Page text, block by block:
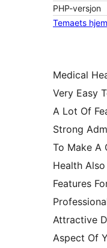
PHP-versjon
Temaets
Medical
Very Easy
A Lot Of
Strong
To Make A
Health
Features
Attractive
Aspect Of